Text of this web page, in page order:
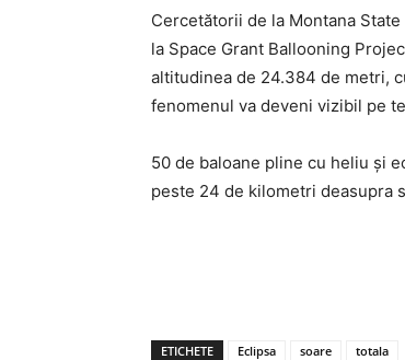
Cercetătorii de la Montana
la Space Grant Ballooning
altitudinea de 24.384 de metri,
fenomenul va deveni vizibil pe
50 de baloane pline cu heliu și
peste 24 de kilometri deasupra
ETICHETE Eclipsa soare totala